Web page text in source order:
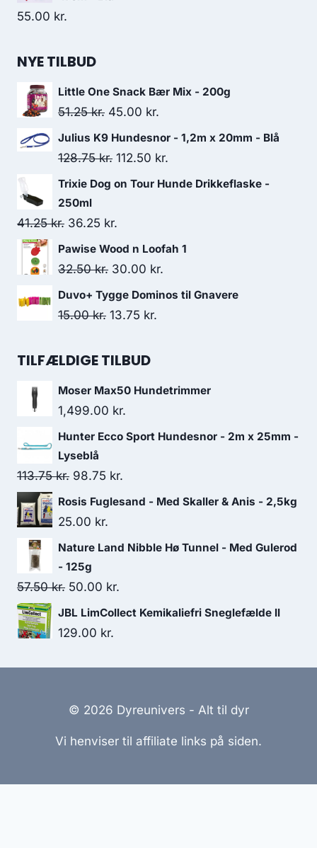
55.00 kr.
NYE TILBUD
Little One Snack Bær Mix - 200g
51.25kr. Den
oprindelige
pris
45.00 kr.
aktuelle
pris
Julius K9 Hundesnor - 1,2m x 20mm - Blå
128.75kr. Den
oprindelige
128.75 kr..
112.50 kr.
aktuelle
112.50 kr..
Trixie Dog on Tour Hunde Drikkeflaske -
250ml
41.25kr. Den
oprindelige
pris
41.25 kr..
36.25 kr.
aktuelle
pris
36.25 kr..
Pawise Wood n Loofah 1
32.50kr. Den
oprindelige
pris
32.50 kr..
30.00 kr.
aktuelle
Duvo+ Tygge Dominos til Gnavere
15.00kr. Den
pris
15.00 kr..
13.75 kr.
13.75 kr..
TILFÆLDIGE TILBUD
Moser Max50 Hundetrimmer
1,499.00 kr.
Hunter Ecco Sport Hundesnor - 2m x 25mm -
Lyseblå
113.75kr. Den
oprindelige
pris
113.75 kr..
98.75 kr.
aktuelle
Rosis Fuglesand - Med Skaller & Anis - 2,5kg
25.00 kr.
Nature Land Nibble Hø Tunnel - Med Gulerod
- 125g
57.50kr. Den
oprindelige
pris
57.50 kr..
50.00 kr.
aktuelle
50.00 kr..
JBL LimCollect Kemikaliefri Sneglefælde ll
129.00 kr.
© 2026 Dyreunivers - Alt til dyr
Vi henviser til affiliate links på siden.